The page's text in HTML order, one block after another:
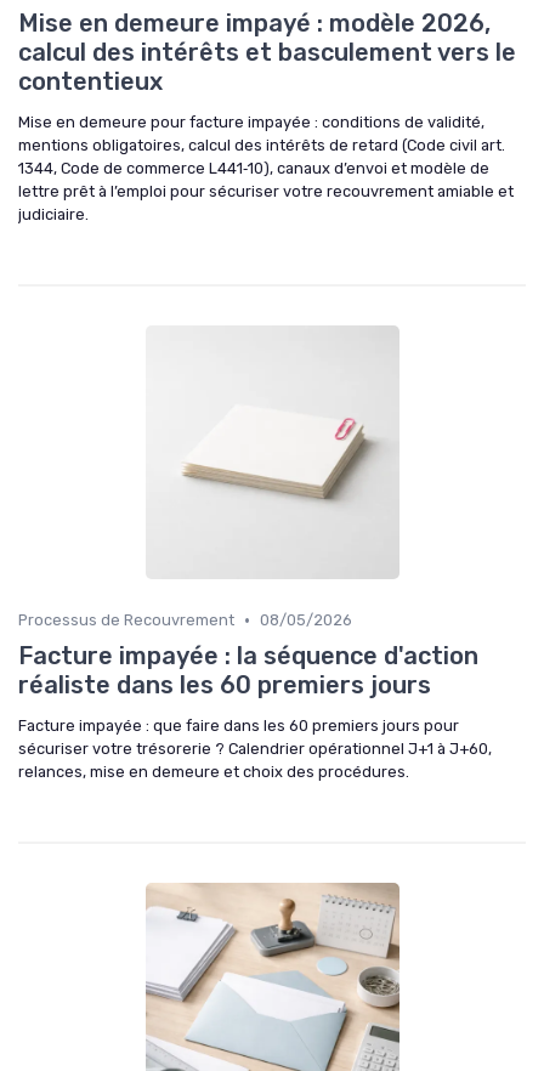
Mise en demeure impayé : modèle 2026,
calcul des intérêts et basculement vers le
contentieux
Mise en demeure pour facture impayée : conditions de validité,
mentions obligatoires, calcul des intérêts de retard (Code civil art.
1344, Code de commerce L441‑10), canaux d’envoi et modèle de
lettre prêt à l’emploi pour sécuriser votre recouvrement amiable et
judiciaire.
Processus de Recouvrement • 08/05/2026
Facture impayée : la séquence d'action
réaliste dans les 60 premiers jours
Facture impayée : que faire dans les 60 premiers jours pour
sécuriser votre trésorerie ? Calendrier opérationnel J+1 à J+60,
relances, mise en demeure et choix des procédures.